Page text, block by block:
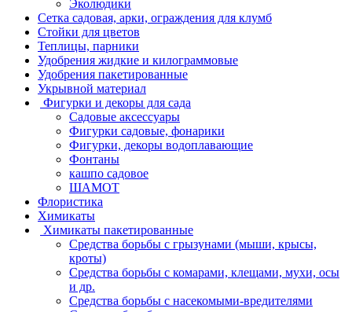
Эколюдики
Сетка садовая, арки, ограждения для клумб
Стойки для цветов
Теплицы, парники
Удобрения жидкие и килограммовые
Удобрения пакетированные
Укрывной материал
Фигурки и декоры для сада
Садовые аксессуары
Фигурки садовые, фонарики
Фигурки, декоры водоплавающие
Фонтаны
кашпо садовое
ШАМОТ
Флористика
Химикаты
Химикаты пакетированные
Средства борьбы с грызунами (мыши, крысы,
кроты)
Средства борьбы с комарами, клещами, мухи, осы
и др.
Средства борьбы с насекомыми-вредителями